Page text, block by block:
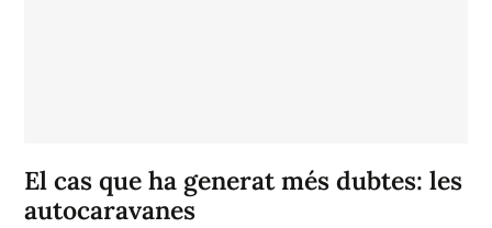
El cas que ha generat més dubtes: les
autocaravanes